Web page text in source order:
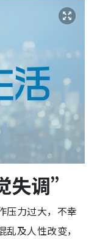
失调”
压力过大，不幸
及人性改变，